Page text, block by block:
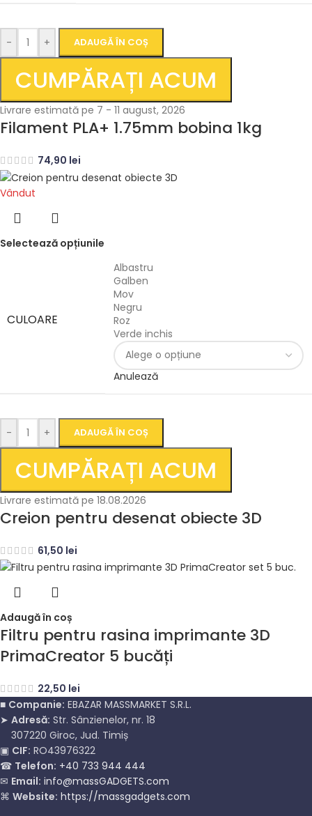
- + ADAUGĂ ÎN COȘ
CUMPĂRAȚI ACUM
Livrare estimată pe 7 - 11 august, 2026
Filament PLA+ 1.75mm bobina 1kg
74,90 lei
Vândut
Selectează opțiunile
CULOARE
Albastru
Galben
Mov
Negru
Roz
Verde inchis
Anulează
- + ADAUGĂ ÎN COȘ
CUMPĂRAȚI ACUM
Livrare estimată pe 18.08.2026
Creion pentru desenat obiecte 3D
61,50 lei
Adaugă în coș
Filtru pentru rasina imprimante 3D
PrimaCreator 5 bucăți
22,50 lei
■ Companie: EBAZAR MASSMARKET S.R.L.
➤ Adresă: Str. Sânzienelor, nr. 18
307220 Giroc, Jud. Timiș
▣ CIF: RO43976322
☎ Telefon: +40 733 944 444
✉ Email: info@massGADGETS.com
⌘ Website: https://massgadgets.com